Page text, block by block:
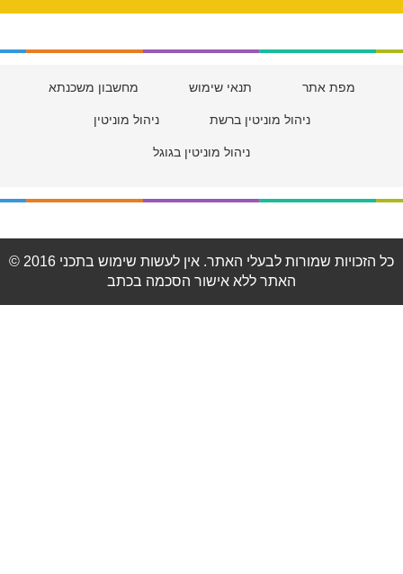
מפת אתר תנאי שימוש מחשבון משכנתא
ניהול מוניטין ברשת ניהול מוניטין
ניהול מוניטין בגוגל
© 2016 כל הזכויות שמורות לבעלי האתר. אין לעשות שימוש בתכני
האתר ללא אישור הסכמה בכתב